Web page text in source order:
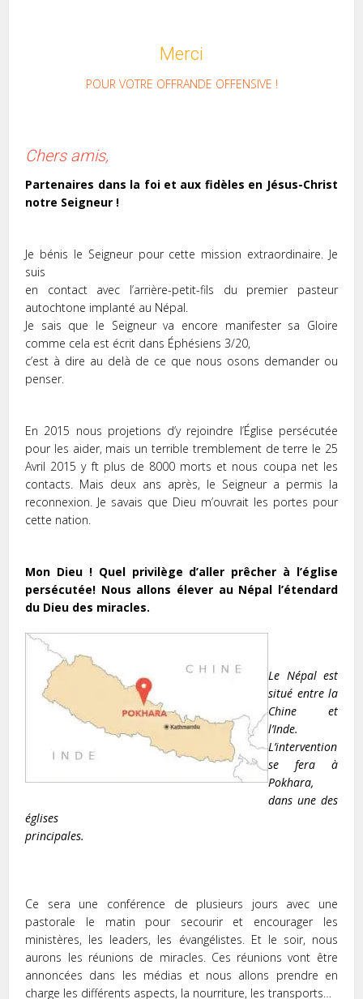
Merci
POUR VOTRE OFFRANDE OFFENSIVE !
Chers amis,
Partenaires dans la foi et aux fidèles en Jésus-Christ
notre Seigneur !
Je bénis le Seigneur pour cette mission extraordinaire. Je
suis
en contact avec l’arrière-petit-fils du premier pasteur
autochtone implanté au Népal.
Je sais que le Seigneur va encore manifester sa Gloire
comme cela est écrit dans Éphésiens 3/20,
c’est à dire au delà de ce que nous osons demander ou
penser.
En 2015 nous projetions d’y rejoindre l’Église persécutée
pour les aider, mais un terrible tremblement de terre le 25
Avril 2015 y ft plus de 8000 morts et nous coupa net les
contacts. Mais deux ans après, le Seigneur a permis la
reconnexion. Je savais que Dieu m’ouvrait les portes pour
cette nation.
Mon Dieu ! Quel privilège d’aller prêcher à l’église
persécutée! Nous allons élever au Népal l’étendard
du Dieu des miracles.
Le Népal est
situé entre la
Chine et
l’Inde.
L’intervention
se fera à
Pokhara,
dans une des
églises
principales.
Ce sera une conférence de plusieurs jours avec une
pastorale le matin pour secourir et encourager les
ministères, les leaders, les évangélistes. Et le soir, nous
aurons les réunions de miracles. Ces réunions vont être
annoncées dans les médias et nous allons prendre en
charge les différents aspects, la nourriture, les transports…